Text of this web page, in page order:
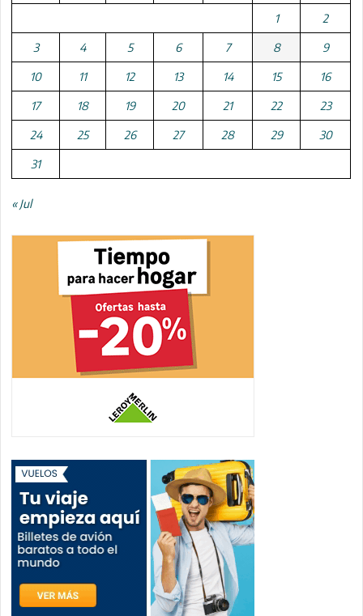
1 2
3 4 5 6 7 8 9
10 11 12 13 14 15 16
17 18 19 20 21 22 23
24 25 26 27 28 29 30
31
« Jul